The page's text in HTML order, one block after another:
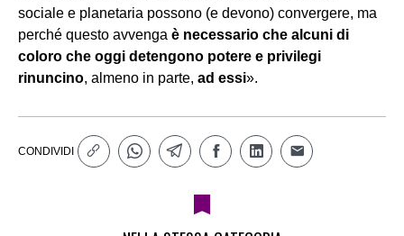
sociale e planetaria possono (e devono) convergere, ma
perché questo avvenga è necessario che alcuni di
coloro che oggi detengono potere e privilegi
rinuncino, almeno in parte, ad essi».
CONDIVIDI